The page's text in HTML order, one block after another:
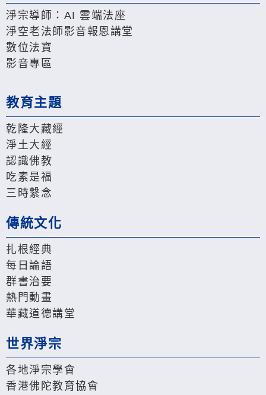
淨宗導師：AI 雲端法座
淨空老法師影音報恩講堂
數位法寶
影音專區
教育主題
乾隆大藏經
淨土大經
認識佛教
吃素是福
三時繫念
傳統文化
扎根經典
每日論語
群書治要
熱門動畫
華藏道德講堂
世界淨宗
各地淨宗學會
香港佛陀教育協會